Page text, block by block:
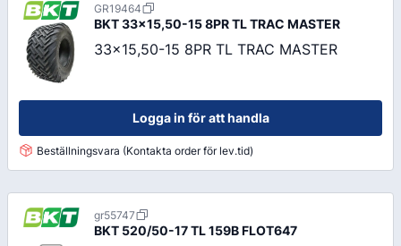
GR19464
BKT33x15,50-15 8PR TL TRAC MASTER
33x15,50-15 8PR TL TRAC MASTER
Logga in för att handla
Beställningsvara (Kontakta order för lev.tid)
gr55747
BKT 520/50-17 TL 159B FLOT647